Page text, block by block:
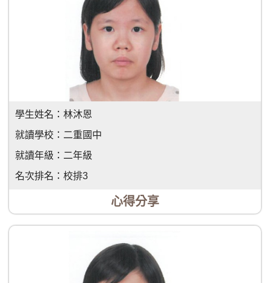
學生姓名： 林沐恩
就讀學校： 二重國中
就讀年級： 二年級
名次排名： 校排3
心得分享